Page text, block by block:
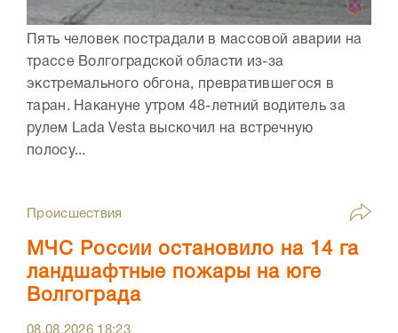
Пять человек пострадали в массовой аварии на
трассе Волгоградской области из-за
экстремального обгона, превратившегося в
таран. Накануне утром 48-летний водитель за
рулем Lada Vesta выскочил на встречную
полосу...
Происшествия
МЧС России остановило на 14 га
ландшафтные пожары на юге
Волгограда
08.08.2026 18:23